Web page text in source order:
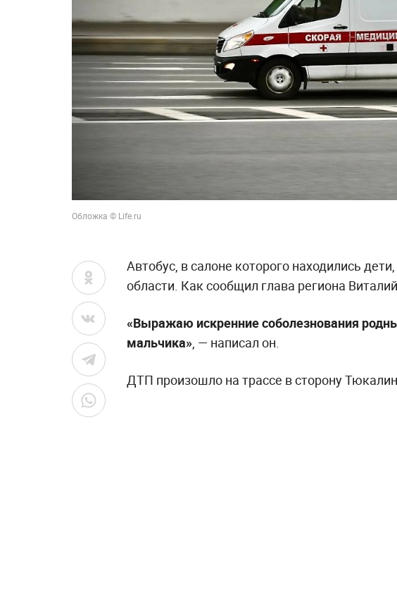
Обложка © Life.ru
Автобус, в салоне которого находились
области. Как сообщил глава региона
«Выражаю искренние соболезнования
мальчика», — написал он.
ДТП произошло на трассе в сторону